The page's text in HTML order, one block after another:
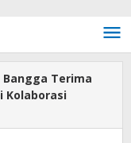
Bangga Terima
Kolaborasi